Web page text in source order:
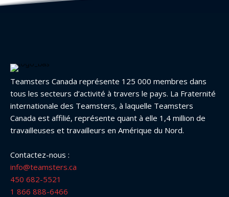
Teamsters Canada représente 125 000 membres dans
tous les secteurs d’activité à travers le pays. La Fraternité
internationale des Teamsters, à laquelle Teamsters
Canada est affilié, représente quant à elle 1,4 million de
travailleuses et travailleurs en Amérique du Nord.
Contactez-nous :
info@teamsters.ca
450 682-5521
1 866 888-6466